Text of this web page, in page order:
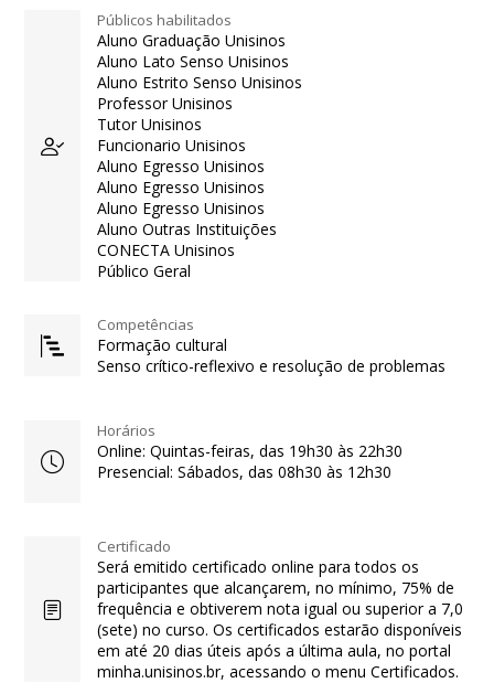
Públicos habilitados
Aluno Graduação Unisinos
Aluno Lato Senso Unisinos
Aluno Estrito Senso Unisinos
Professor Unisinos
Tutor Unisinos
Funcionario Unisinos
Aluno Egresso Unisinos
Aluno Egresso Unisinos
Aluno Egresso Unisinos
Aluno Outras Instituições
CONECTA Unisinos
Público Geral
Competências
Formação cultural
Senso crítico-reflexivo e resolução de problemas
Horários
Online: Quintas-feiras, das 19h30 às 22h30
Presencial: Sábados, das 08h30 às 12h30
Certificado
Será emitido certificado online para todos os
participantes que alcançarem, no mínimo, 75% de
frequência e obtiverem nota igual ou superior a 7,0
(sete) no curso. Os certificados estarão disponíveis
em até 20 dias úteis após a última aula, no portal
minha.unisinos.br, acessando o menu Certificados.